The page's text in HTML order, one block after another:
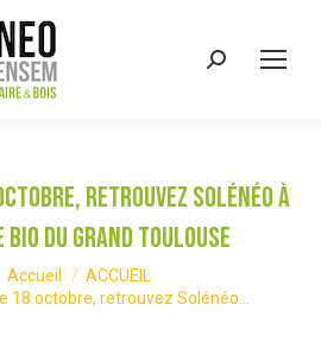
Recherche
retrouvez Solénéo à
du Grand Toulouse
Accueil
ACCUEIL
18 octobre, retrouvez Solénéo…